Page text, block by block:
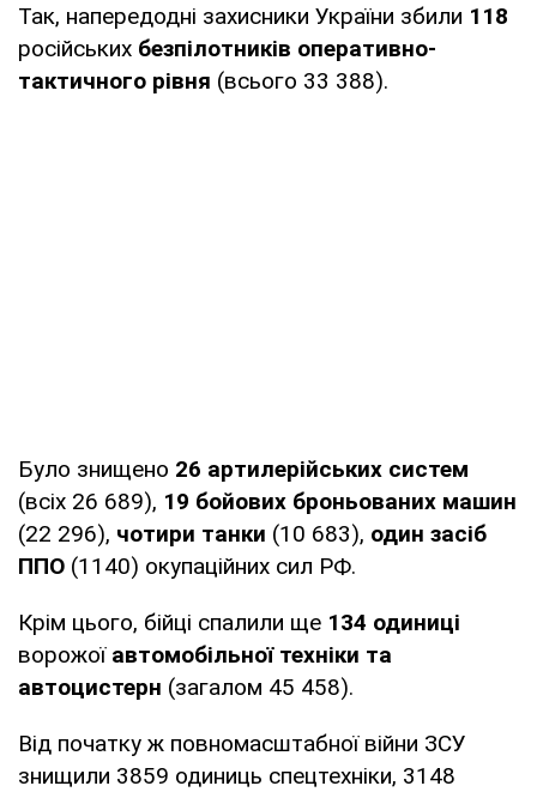
Так, напередодні захисники України збили 118
російських безпілотників оперативно-
тактичного рівня (всього 33 388).
Було знищено 26 артилерійських систем
(всіх 26 689), 19 бойових броньованих машин
(22 296), чотири танки (10 683), один засіб
ППО (1140) окупаційних сил РФ.
Крім цього, бійці спалили ще 134 одиниці
ворожої автомобільної техніки та
автоцистерн (загалом 45 458).
Від початку ж повномасштабної війни ЗСУ
знищили 3859 одиниць спецтехніки, 3148